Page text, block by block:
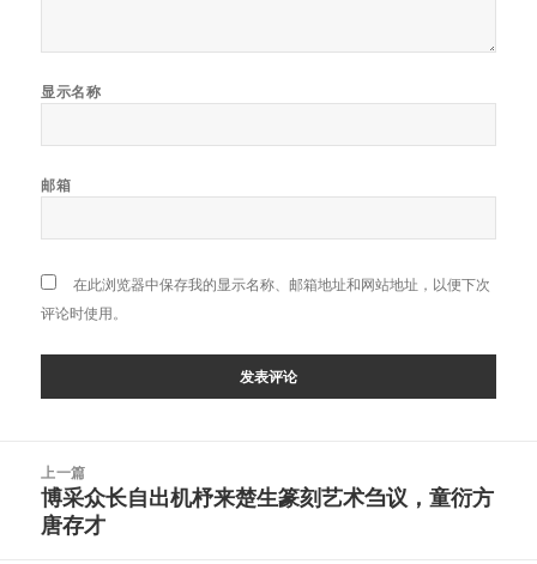
显示名称
邮箱
在此浏览器中保存我的显示名称、邮箱地址和网站地址，以便下次
评论时使用。
上一篇
上
篇
博采众长自出机杼来楚生篆刻艺术刍议，童衍方
唐存才